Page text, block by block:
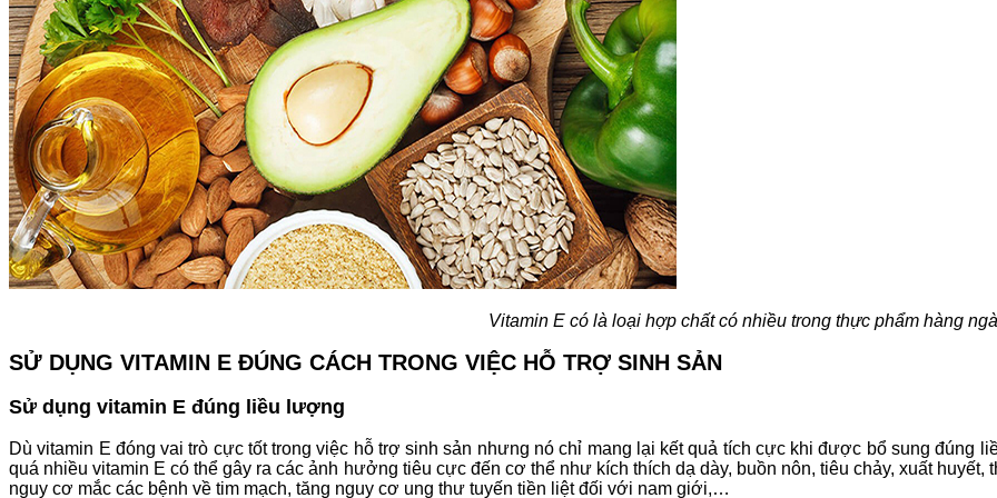
Vitamin E có là loại hợp chất có nhiều trong thực phẩm hàng
SỬ DỤNG VITAMIN E ĐÚNG CÁCH TRONG VIỆC HỖ TRỢ SINH SẢN
Sử dụng vitamin E đúng liều lượng
Dù vitamin E đóng vai trò cực tốt trong việc hỗ trợ sinh sản nhưng nó chỉ mang lại kết quả tích cực khi được bổ sung đúng
quá nhiều vitamin E có thể gây ra các ảnh hưởng tiêu cực đến cơ thể như kích thích dạ dày, buồn nôn, tiêu chảy, xuất
nguy cơ mắc các bệnh về tim mạch, tăng nguy cơ ung thư tuyến tiền liệt đối với nam giới,…